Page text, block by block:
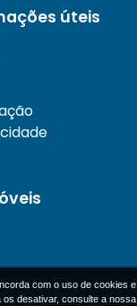
úteis
com o uso de cookies e
desativar, consulte a nossa